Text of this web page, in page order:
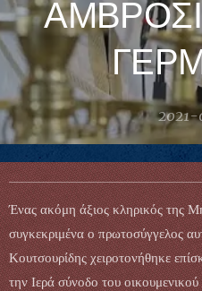
Ένας ακόμη άξιος κληρικός της
συγκεκριμένα ο πρωτοσύγγελος
Κουτσουρίδης χειροτονήθηκε
την Ιερά σύνοδο του